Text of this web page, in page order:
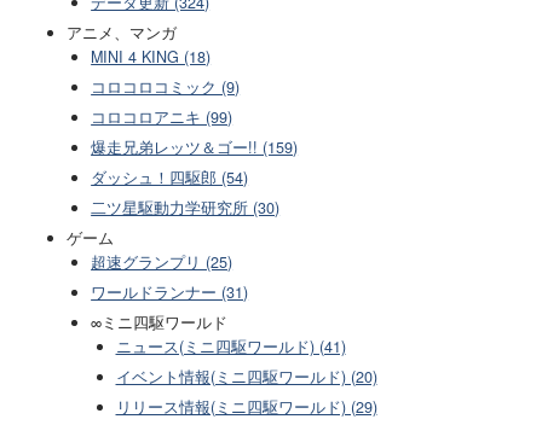
アニメ、マンガ
MINI 4 KING (18)
コロコロコミック (9)
コロコロアニキ (99)
爆走兄弟レッツ＆ゴー!! (159)
ダッシュ！四駆郎 (54)
二ツ星駆動力学研究所 (30)
ゲーム
超速グランプリ (25)
ワールドランナー (31)
∞ミニ四駆ワールド
ニュース(ミニ四駆ワールド) (41)
イベント情報(ミニ四駆ワールド) (20)
リリース情報(ミニ四駆ワールド) (29)